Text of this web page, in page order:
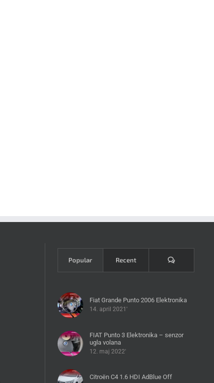
Popular Recent Komentari
Fiat Grande Punto 2006 Elektronika
14. april 2021'
FIAT Punto 3 Elektronika – senzor
ugla volana
12. maj 2022'
Citroën C4 1.6 HDI AdBlue Off